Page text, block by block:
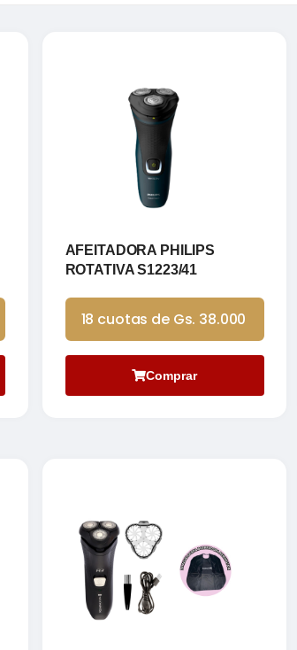
AFEITADORA PHILIPS
ROTATIVA S1223/41
18 cuotas de Gs. 38.000
Comprar